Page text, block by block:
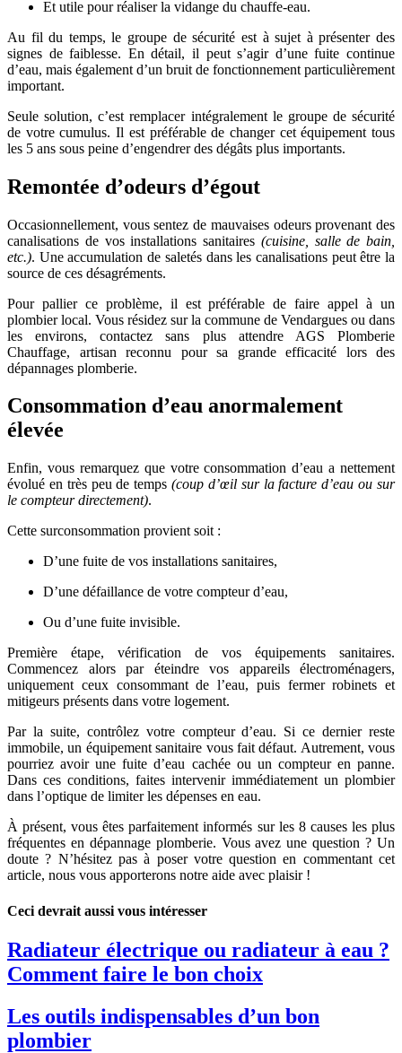
Et utile pour réaliser la vidange du chauffe-eau.
Au fil du temps, le groupe de sécurité est à sujet à présenter des
signes de faiblesse. En détail, il peut s’agir d’une fuite continue
d’eau, mais également d’un bruit de fonctionnement particulièrement
important.
Seule solution, c’est remplacer intégralement le groupe de sécurité
de votre cumulus. Il est préférable de changer cet équipement tous
les 5 ans sous peine d’engendrer des dégâts plus importants.
Remontée d’odeurs d’égout
Occasionnellement, vous sentez de mauvaises odeurs provenant des
canalisations de vos installations sanitaires (cuisine, salle de bain,
etc.). Une accumulation de saletés dans les canalisations peut être la
source de ces désagréments.
Pour pallier ce problème, il est préférable de faire appel à un
plombier local. Vous résidez sur la commune de Vendargues ou dans
les environs, contactez sans plus attendre AGS Plomberie
Chauffage, artisan reconnu pour sa grande efficacité lors des
dépannages plomberie.
Consommation d’eau anormalement
élevée
Enfin, vous remarquez que votre consommation d’eau a nettement
évolué en très peu de temps(coup d’œil sur la facture d’eau ou sur
le compteur directement).
Cette surconsommation provient soit :
D’une fuite de vos installations sanitaires,
D’une défaillance de votre compteur d’eau,
Ou d’une fuite invisible.
Première étape, vérification de vos équipements sanitaires.
Commencez alors par éteindre vos appareils électroménagers,
uniquement ceux consommant de l’eau, puis fermer robinets et
mitigeurs présents dans votre logement.
Par la suite, contrôlez votre compteur d’eau. Si ce dernier reste
immobile, un équipement sanitaire vous fait défaut. Autrement, vous
pourriez avoir une fuite d’eau cachée ou un compteur en panne.
Dans ces conditions, faites intervenir immédiatement un plombier
dans l’optique de limiter les dépenses en eau.
À présent, vous êtes parfaitement informés sur les 8 causes les plus
fréquentes en dépannage plomberie. Vous avez une question ? Un
doute ? N’hésitez pas à poser votre question en commentant cet
article, nous vous apporterons notre aide avec plaisir !
Ceci devrait aussi vous intéresser
Radiateur électrique ou radiateur à eau ?
Comment faire le bon choix
Les outils indispensables d’un bon
plombier